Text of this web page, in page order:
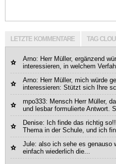
LETZTE KOMMENTARE TAG
Arno: Herr Müller, ergänzend
interessieren, in welchem
Arno: Herr Müller, mich würde
interessieren: Stützt sich Ihre
mpo333: Mensch Herr Müller,
und lesbar formulierte Antwort.
Denise: Ich finde das richtig
Thema in der Schule, und ich
Jule: also ich sehe es genauso
einfach wiederlich die...